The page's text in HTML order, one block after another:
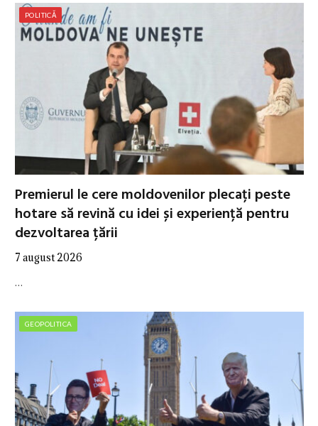
POLITICĂ
Premierul le cere moldovenilor plecați peste
hotare să revină cu idei și experiență pentru
dezvoltarea țării
7 august 2026
…
GEOPOLITICA